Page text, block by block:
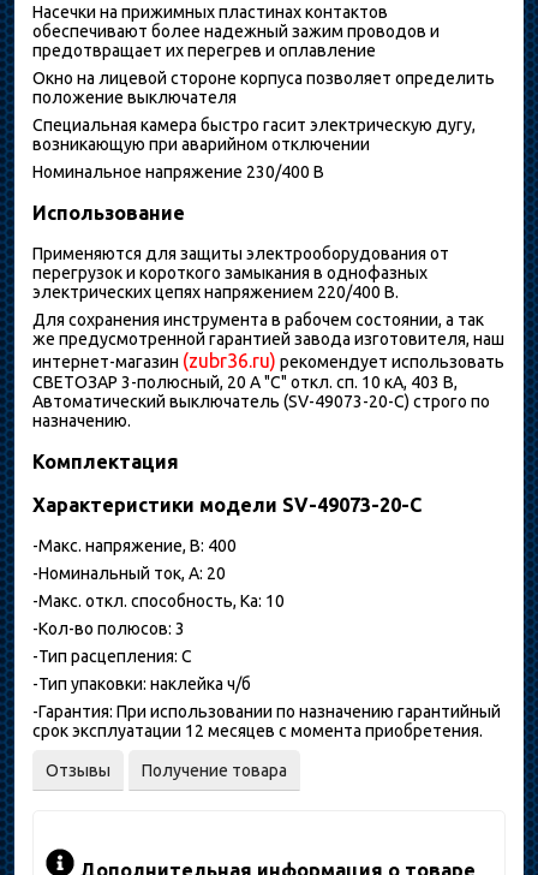
Насечки на прижимных пластинах контактов
обеспечивают более надежный зажим проводов и
предотвращает их перегрев и оплавление
Окно на лицевой стороне корпуса позволяет определить
положение выключателя
Специальная камера быстро гасит электрическую дугу,
возникающую при аварийном отключении
Номинальное напряжение 230/400 В
Использование
Применяются для защиты электрооборудования от
перегрузок и короткого замыкания в однофазных
электрических цепях напряжением 220/400 В.
Для сохранения инструмента в рабочем состоянии, а так
же предусмотренной гарантией завода изготовителя, наш
интернет-магазин (zubr36.ru) рекомендует использовать
СВЕТОЗАР 3-полюсный, 20 A "C" откл. сп. 10 кА, 403 В,
Автоматический выключатель (SV-49073-20-C) строго по
назначению.
Комплектация
Характеристики модели SV-49073-20-C
-Макс. напряжение, В: 400
-Номинальный ток, А: 20
-Макс. откл. способность, Ка: 10
-Кол-во полюсов: 3
-Тип расцепления: С
-Тип упаковки: наклейка ч/б
-Гарантия: При использовании по назначению гарантийный
срок эксплуатации 12 месяцев с момента приобретения.
Отзывы Получение товара
Дополнительная информация о товаре